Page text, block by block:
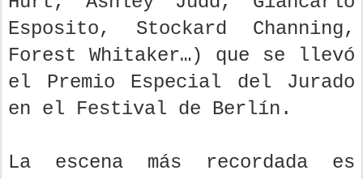
Esposito, Stockard Channing,
Forest Whitaker…) que se llevó
el Premio Especial del Jurado
en el Festival de Berlín.
La escena más recordada es